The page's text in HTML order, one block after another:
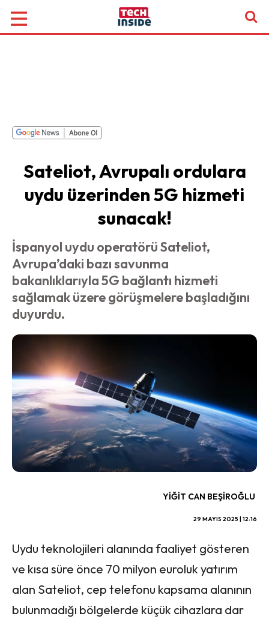
Sateliot, Avrupalı ordulara
uydu üzerinden 5G hizmeti
sunacak!
İspanyol uydu operatörü Sateliot,
Avrupa’daki bazı savunma
bakanlıklarıyla 5G bağlantı hizmeti
sağlamak üzere görüşmelere başladığını
duyurdu.
YIĞIT CAN BEŞIROĞLU
29 MAYIS 2025 | 12:16
Uydu teknolojileri alanında faaliyet gösteren
ve kısa süre önce 70 milyon euroluk yatırım
alan Sateliot, cep telefonu kapsama alanının
bulunmadığı bölgelerde küçük cihazlara dar